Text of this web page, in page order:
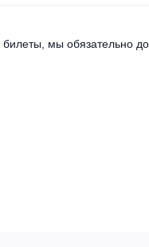
мы обязательно